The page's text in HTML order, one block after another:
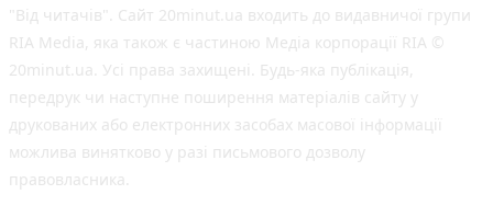
"Від читачів". Сайт 20minut.ua входить до видавничої групи
RIA Media, яка також є частиною Медіа корпорації RIA ©
20minut.ua. Усі права захищені. Будь-яка публiкацiя,
передрук чи наступне поширення матеріалів сайту у
друкованих або електронних засобах масової інформації
можлива винятково у разі письмового дозволу
правовласника.